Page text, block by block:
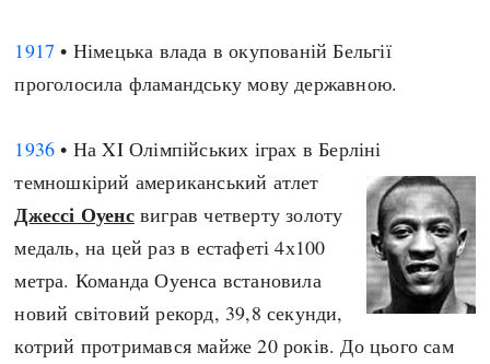
1917 • Німецька влада в окупованій Бельгії
проголосила фламандську мову державною.
1936 • На XI Олімпійських іграх в Берліні
темношкірий американський атлет
Джессі Оуенсвиграв четверту золоту
медаль, на цей раз в естафеті 4х100
метра. Команда Оуенса встановила
новий світовий рекорд, 39,8 секунди,
котрий протримався майже 20 років. До цього сам